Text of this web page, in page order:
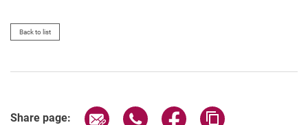
Back to list
Share page: Share page via email
Share page via WhatsApp
Share page via